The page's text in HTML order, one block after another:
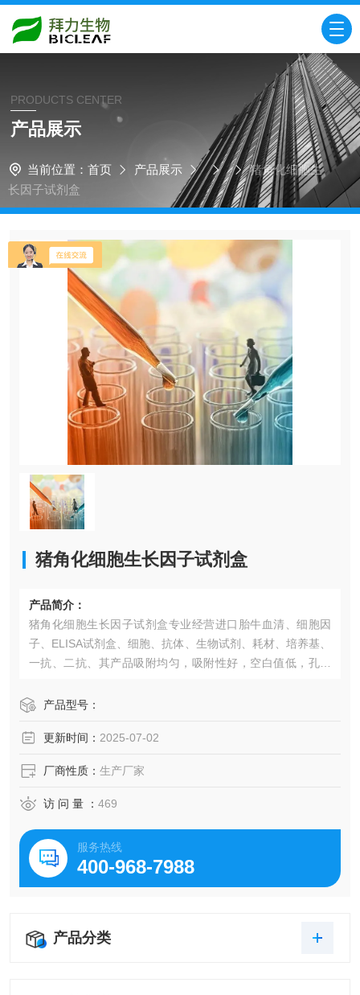
PRODUCTS CENTER
产品展示
当前位置： 首页 产品展示
猪角化细胞生
长因子试剂盒​
猪角化细胞生长因子试剂盒​
产品简介：
猪角化细胞生长因子试剂盒​专业经营进口胎牛血清、细胞因
子、ELISA试剂盒、细胞、抗体、生物试剂、耗材、培养基、
一抗、二抗、其产品吸附均匀，吸附性好，空白值低，孔底
稳定的纯化技术，保证产品均能现货供应和产品质量的稳定
产品型号：
更新时间： 2025-07-02
厂商性质： 生产厂家
访 问 量 ： 469
服务热线
400-968-7988
产品分类